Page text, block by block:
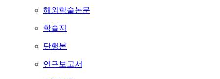
해외학술논문
학술지
단행본
연구보고서